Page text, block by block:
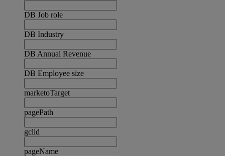
DB Job role
DB Industry
DB Annual Revenue
DB Employee size
marketoTarget
pagePath
gclid
pageName